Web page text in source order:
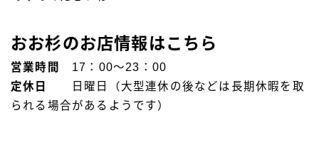
おお杉のお店情報はこちら
営業時間
17：00〜23：00
定休日
日曜日（大型連休の後などは長期休暇を取
られる場合があるようです）